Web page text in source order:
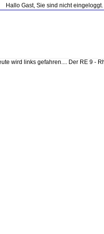
Hallo Gast, Sie sind nicht eingeloggt.
wird links gefahren.... Der RE 9 -